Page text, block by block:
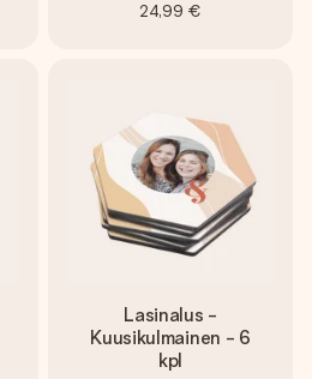
24,99 €
Lasinalus -
Kuusikulmainen - 6
kpl